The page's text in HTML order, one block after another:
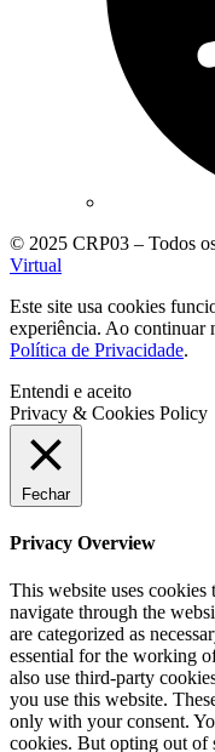
© 2025 CRP03 – Todos
Virtual
Este site usa cookies
experiência. Ao continuar
Política de Privacidade.
Entendi e aceito
Privacy & Cookies Policy
Fechar
Privacy Overview
This website uses
navigate through the
are categorized as
essential for the working
also use third-party
you use this website.
only with your consent.
cookies. But opting out of